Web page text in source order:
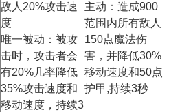
敌人20%攻击速
度
唯一被动：被攻
击时，攻击者会
有20%几率降低
35%攻击速度和
移动速度，持续3
主动：造成900
范围内所有敌人
150点魔法伤
害，并降低30%
移动速度和50点
护甲,持续3秒